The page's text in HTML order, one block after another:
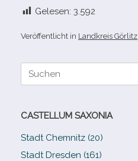
Gelesen: 3.592
Veröffentlicht in Landkreis Görlitz
Suche
CASTELLUM SAXONIA
Stadt Chemnitz (20)
Stadt Dresden (161)